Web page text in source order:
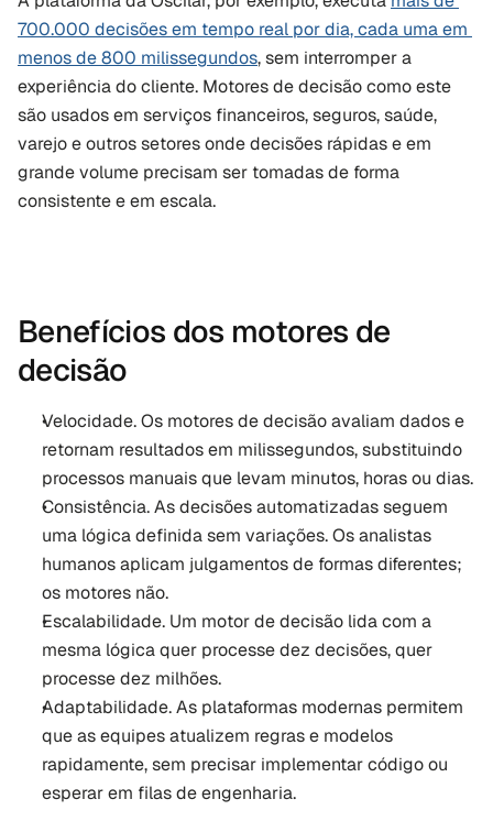
700.000 decisões em tempo real por dia, cada uma em
menos de 800 milissegundos, sem interromper a
experiência do cliente. Motores de decisão como este
são usados em serviços financeiros, seguros, saúde,
varejo e outros setores onde decisões rápidas e em
grande volume precisam ser tomadas de forma
consistente e em escala.
Benefícios dos motores de
decisão
Velocidade. Os motores de decisão avaliam dados e
retornam resultados em milissegundos, substituindo
processos manuais que levam minutos, horas ou dias.
Consistência. As decisões automatizadas seguem
uma lógica definida sem variações. Os analistas
humanos aplicam julgamentos de formas diferentes;
os motores não.
Escalabilidade. Um motor de decisão lida com a
mesma lógica quer processe dez decisões, quer
processe dez milhões.
Adaptabilidade. As plataformas modernas permitem
que as equipes atualizem regras e modelos
rapidamente, sem precisar implementar código ou
esperar em filas de engenharia.